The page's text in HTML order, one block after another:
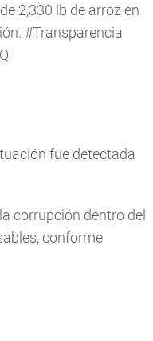
2,330 lb de arroz en
#Transparencia
fue detectada
corrupción dentro del
conforme